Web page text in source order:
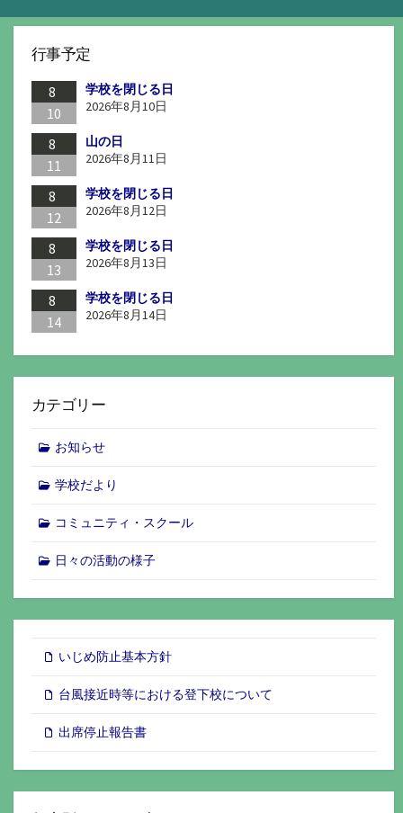
行事予定
8
10
学校を閉じる日
2026年8月10日
8
11
山の日
2026年8月11日
8
12
学校を閉じる日
2026年8月12日
8
13
学校を閉じる日
2026年8月13日
8
14
学校を閉じる日
2026年8月14日
カテゴリー
お知らせ
学校だより
コミュニティ・スクール
日々の活動の様子
いじめ防止基本方針
台風接近時等における登下校について
出席停止報告書